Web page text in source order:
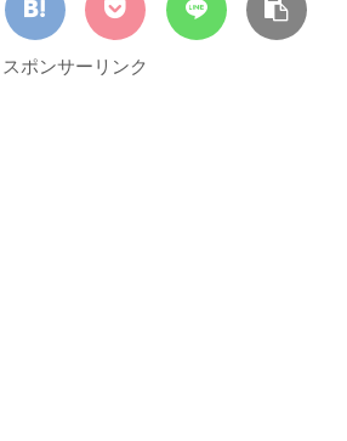
スポンサーリンク